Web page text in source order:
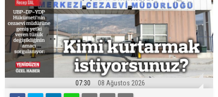
07:30 08 Ağustos 2026